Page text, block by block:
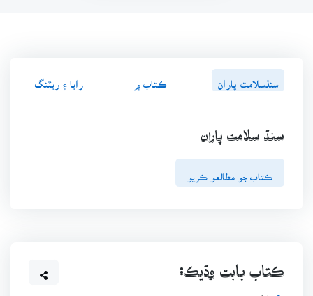
سنڌسلامت پاران ڪتاب ۾ رايا ۽ ريٽنگ
سنڌ سلامت پاران
ڪتاب جو مطالعو ڪريو
ڪتاب بابت وڌيڪ: